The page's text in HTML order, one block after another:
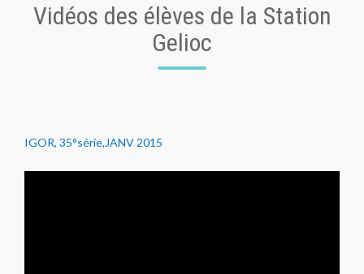
Vidéos des élèves de la Station
Gelioc
IGOR, 35°série,JANV 2015